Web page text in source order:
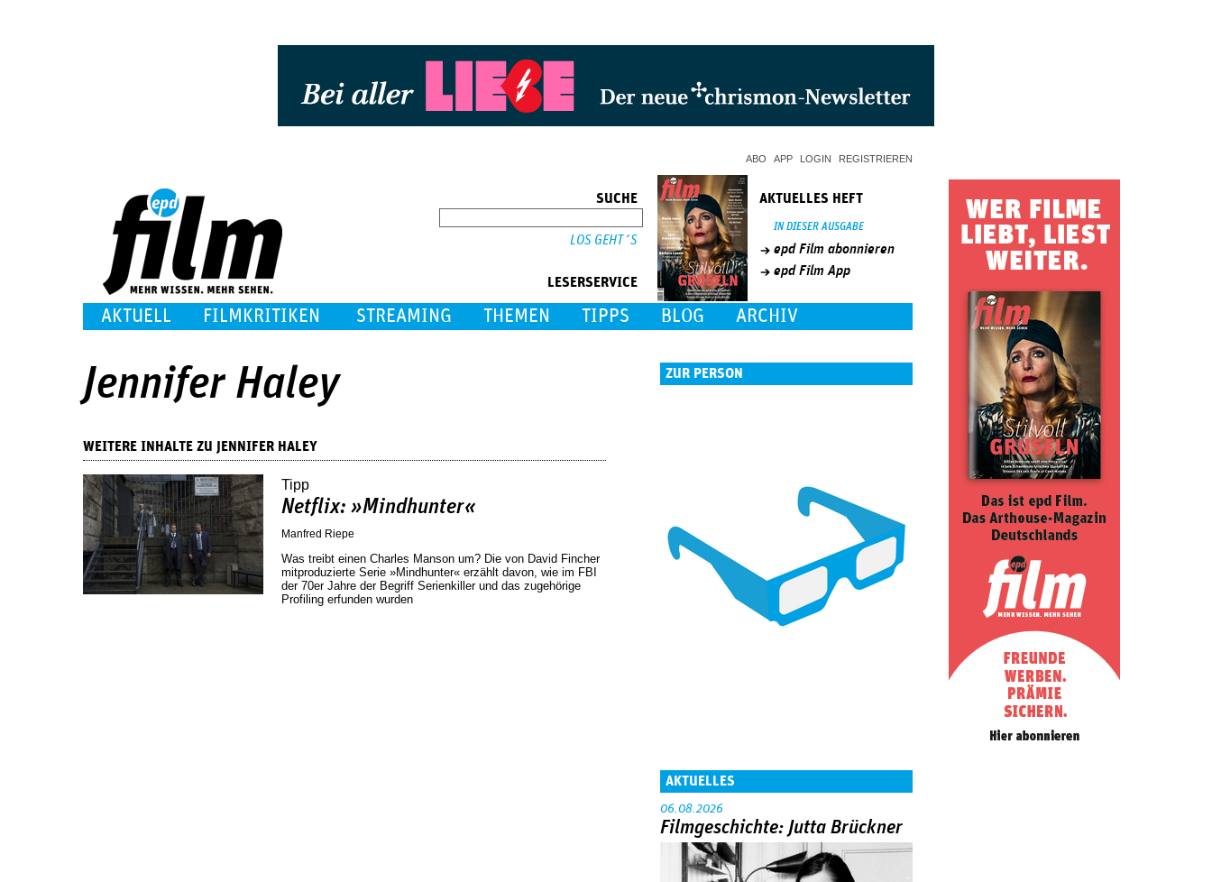
ABO APP LOGIN REGISTRIEREN
SUCHE
LESERSERVICE
AKTUELLES HEFT
IN DIESER AUSGABE
epd Film abonnieren
epd Film App
AKTUELL FILMKRITIKEN STREAMING THEMEN TIPPS BLOG ARCHIV
Jennifer Haley
WEITERE INHALTE ZU JENNIFER HALEY
Tipp
Netflix: »Mindhunter«
Manfred Riepe
Was treibt einen Charles Manson um? Die von David Fincher
mitproduzierte Serie »Mindhunter« erzählt davon, wie im FBI
der 70er Jahre der Begriff Serienkiller und das zugehörige
Profiling erfunden wurden
ZUR PERSON
AKTUELLES
06.08.2026
Filmgeschichte: Jutta Brückner